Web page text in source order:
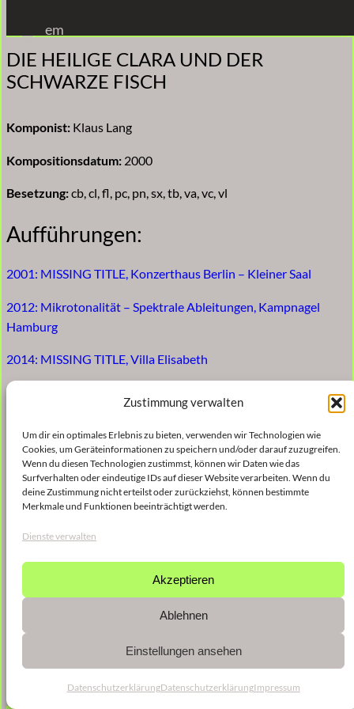
Zustimmung verwalten
Um dir ein optimales Erlebnis zu bieten, verwenden wir Technologien wie
Cookies, um Geräteinformationen zu speichern und/oder darauf zuzugreifen.
Wenn du diesen Technologien zustimmst, können wir Daten wie das
Surfverhalten oder eindeutige IDs auf dieser Website verarbeiten. Wenn du
deine Zustimmung nicht erteilst oder zurückziehst, können bestimmte
Merkmale und Funktionen beeinträchtigt werden.
Dienste verwalten
Akzeptieren
Ablehnen
Einstellungen ansehen
DatenschutzerklärungDatenschutzerklärungImpressum
Inhalt
springen
em
DIE HEILIGE CLARA UND DER
SCHWARZE FISCH
Komponist: Klaus Lang
Kompositionsdatum: 2000
Besetzung:cb, cl, fl, pc, pn, sx, tb, va, vc, vl
Aufführungen:
2001: MISSING TITLE, Konzerthaus Berlin – Kleiner Saal
2012: Mikrotonalität – Spektrale Ableitungen, Kampnagel
Hamburg
2014: MISSING TITLE, Villa Elisabeth